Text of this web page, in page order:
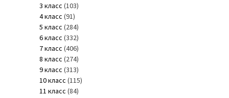
3 класс (103)
4 класс (91)
5 класс (284)
6 класс (332)
7 класс (406)
8 класс (274)
9 класс (313)
10 класс (115)
11 класс (84)